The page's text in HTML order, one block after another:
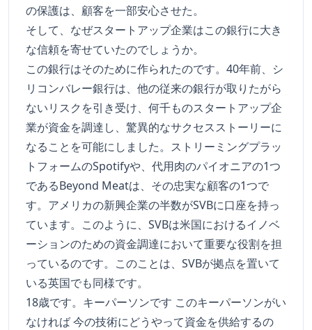
の保護は、顧客を一部安心させた。
そして、なぜスタートアップ企業はこの銀行に大き
な信頼を寄せていたのでしょうか。
この銀行はそのために作られたのです。40年前、シ
リコンバレー銀行は、他の従来の銀行が取りたがら
ないリスクを引き受け、何千ものスタートアップ企
業が資金を調達し、驚異的なサクセスストーリーに
なることを可能にしました。ストリーミングプラッ
トフォームのSpotifyや、代用肉のパイオニアの1つ
であるBeyond Meatは、その忠実な顧客の1つで
す。アメリカの新興企業の半数がSVBに口座を持っ
ています。このように、SVBは米国におけるイノベ
ーションのための資金調達において重要な役割を担
っているのです。このことは、SVBが拠点を置いて
いる英国でも同様です。
18歳です。キーパーソンです このキーパーソンがい
なければ 今の技術にどうやって資金を供給するの